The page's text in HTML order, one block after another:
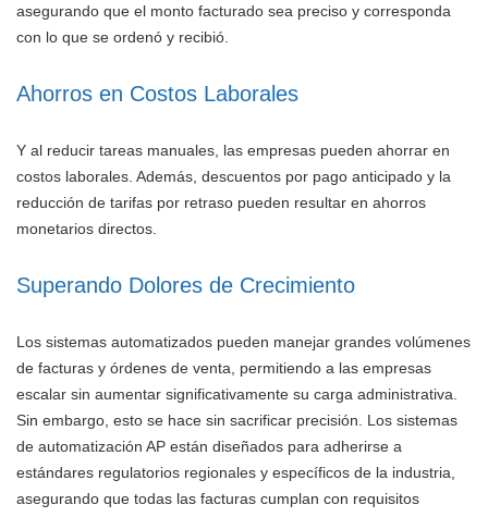
asegurando que el monto facturado sea preciso y corresponda
con lo que se ordenó y recibió.
Ahorros en Costos Laborales
Y al reducir tareas manuales, las empresas pueden ahorrar en
costos laborales. Además, descuentos por pago anticipado y la
reducción de tarifas por retraso pueden resultar en ahorros
monetarios directos.
Superando Dolores de Crecimiento
Los sistemas automatizados pueden manejar grandes volúmenes
de facturas y órdenes de venta, permitiendo a las empresas
escalar sin aumentar significativamente su carga administrativa.
Sin embargo, esto se hace sin sacrificar precisión. Los sistemas
de automatización AP están diseñados para adherirse a
estándares regulatorios regionales y específicos de la industria,
asegurando que todas las facturas cumplan con requisitos